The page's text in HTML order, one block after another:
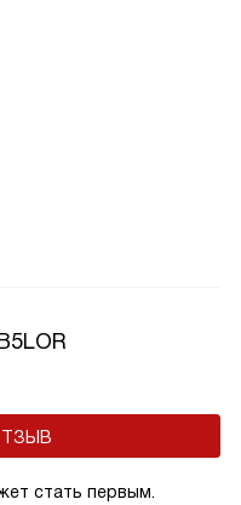
стать первым.